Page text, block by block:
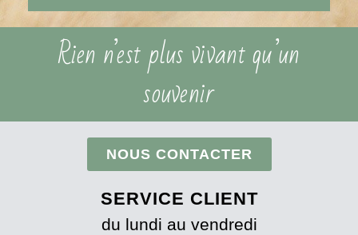
Rien n’est plus vivant qu’un
souvenir
NOUS CONTACTER
SERVICE CLIENT
du lundi au vendredi